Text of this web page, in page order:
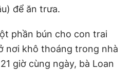
để ăn trưa.
phần bún cho con trai
nơi khô thoáng trong nhà
giờ cùng ngày, bà Loan